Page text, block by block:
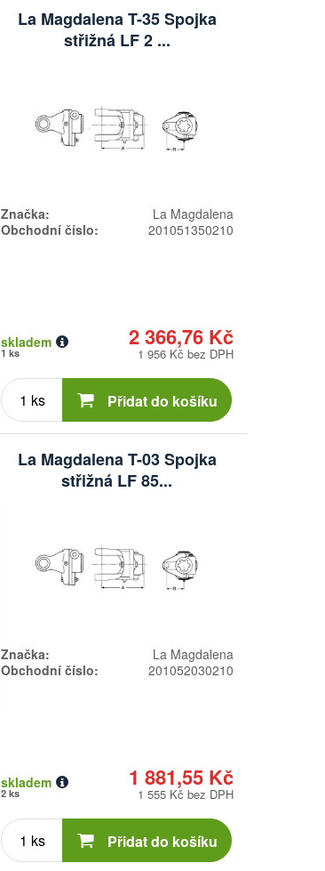
La Magdalena T-35 Spojka
střižná LF 2 ...
Značka:
La Magdalena
Obchodní číslo:
201051350210
2 366,76 Kč
skladem
1 ks 1 956 Kč bez DPH
Počet
kusů Přidat do košíku
La Magdalena T-03 Spojka
střižná LF 85...
Značka:
La Magdalena
Obchodní číslo:
201052030210
1 881,55 Kč
skladem
2 ks 1 555 Kč bez DPH
Počet
kusů Přidat do košíku